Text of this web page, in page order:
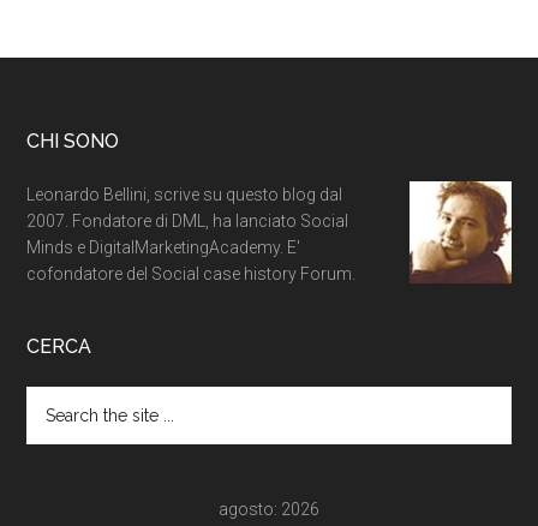
CHI SONO
Leonardo Bellini, scrive su questo blog dal
2007. Fondatore di DML, ha lanciato Social
Minds e DigitalMarketingAcademy. E'
cofondatore del Social case history Forum.
CERCA
agosto: 2026